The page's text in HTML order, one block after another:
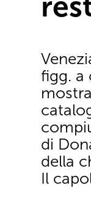
figg. a
di
della
Il